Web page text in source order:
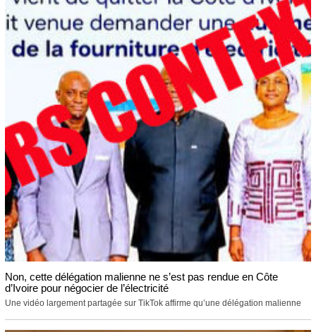
Non, cette délégation malienne ne s’est pas rendue en Côte
d’Ivoire pour négocier de l’électricité
Une vidéo largement partagée sur TikTok affirme qu’une délégation malienne